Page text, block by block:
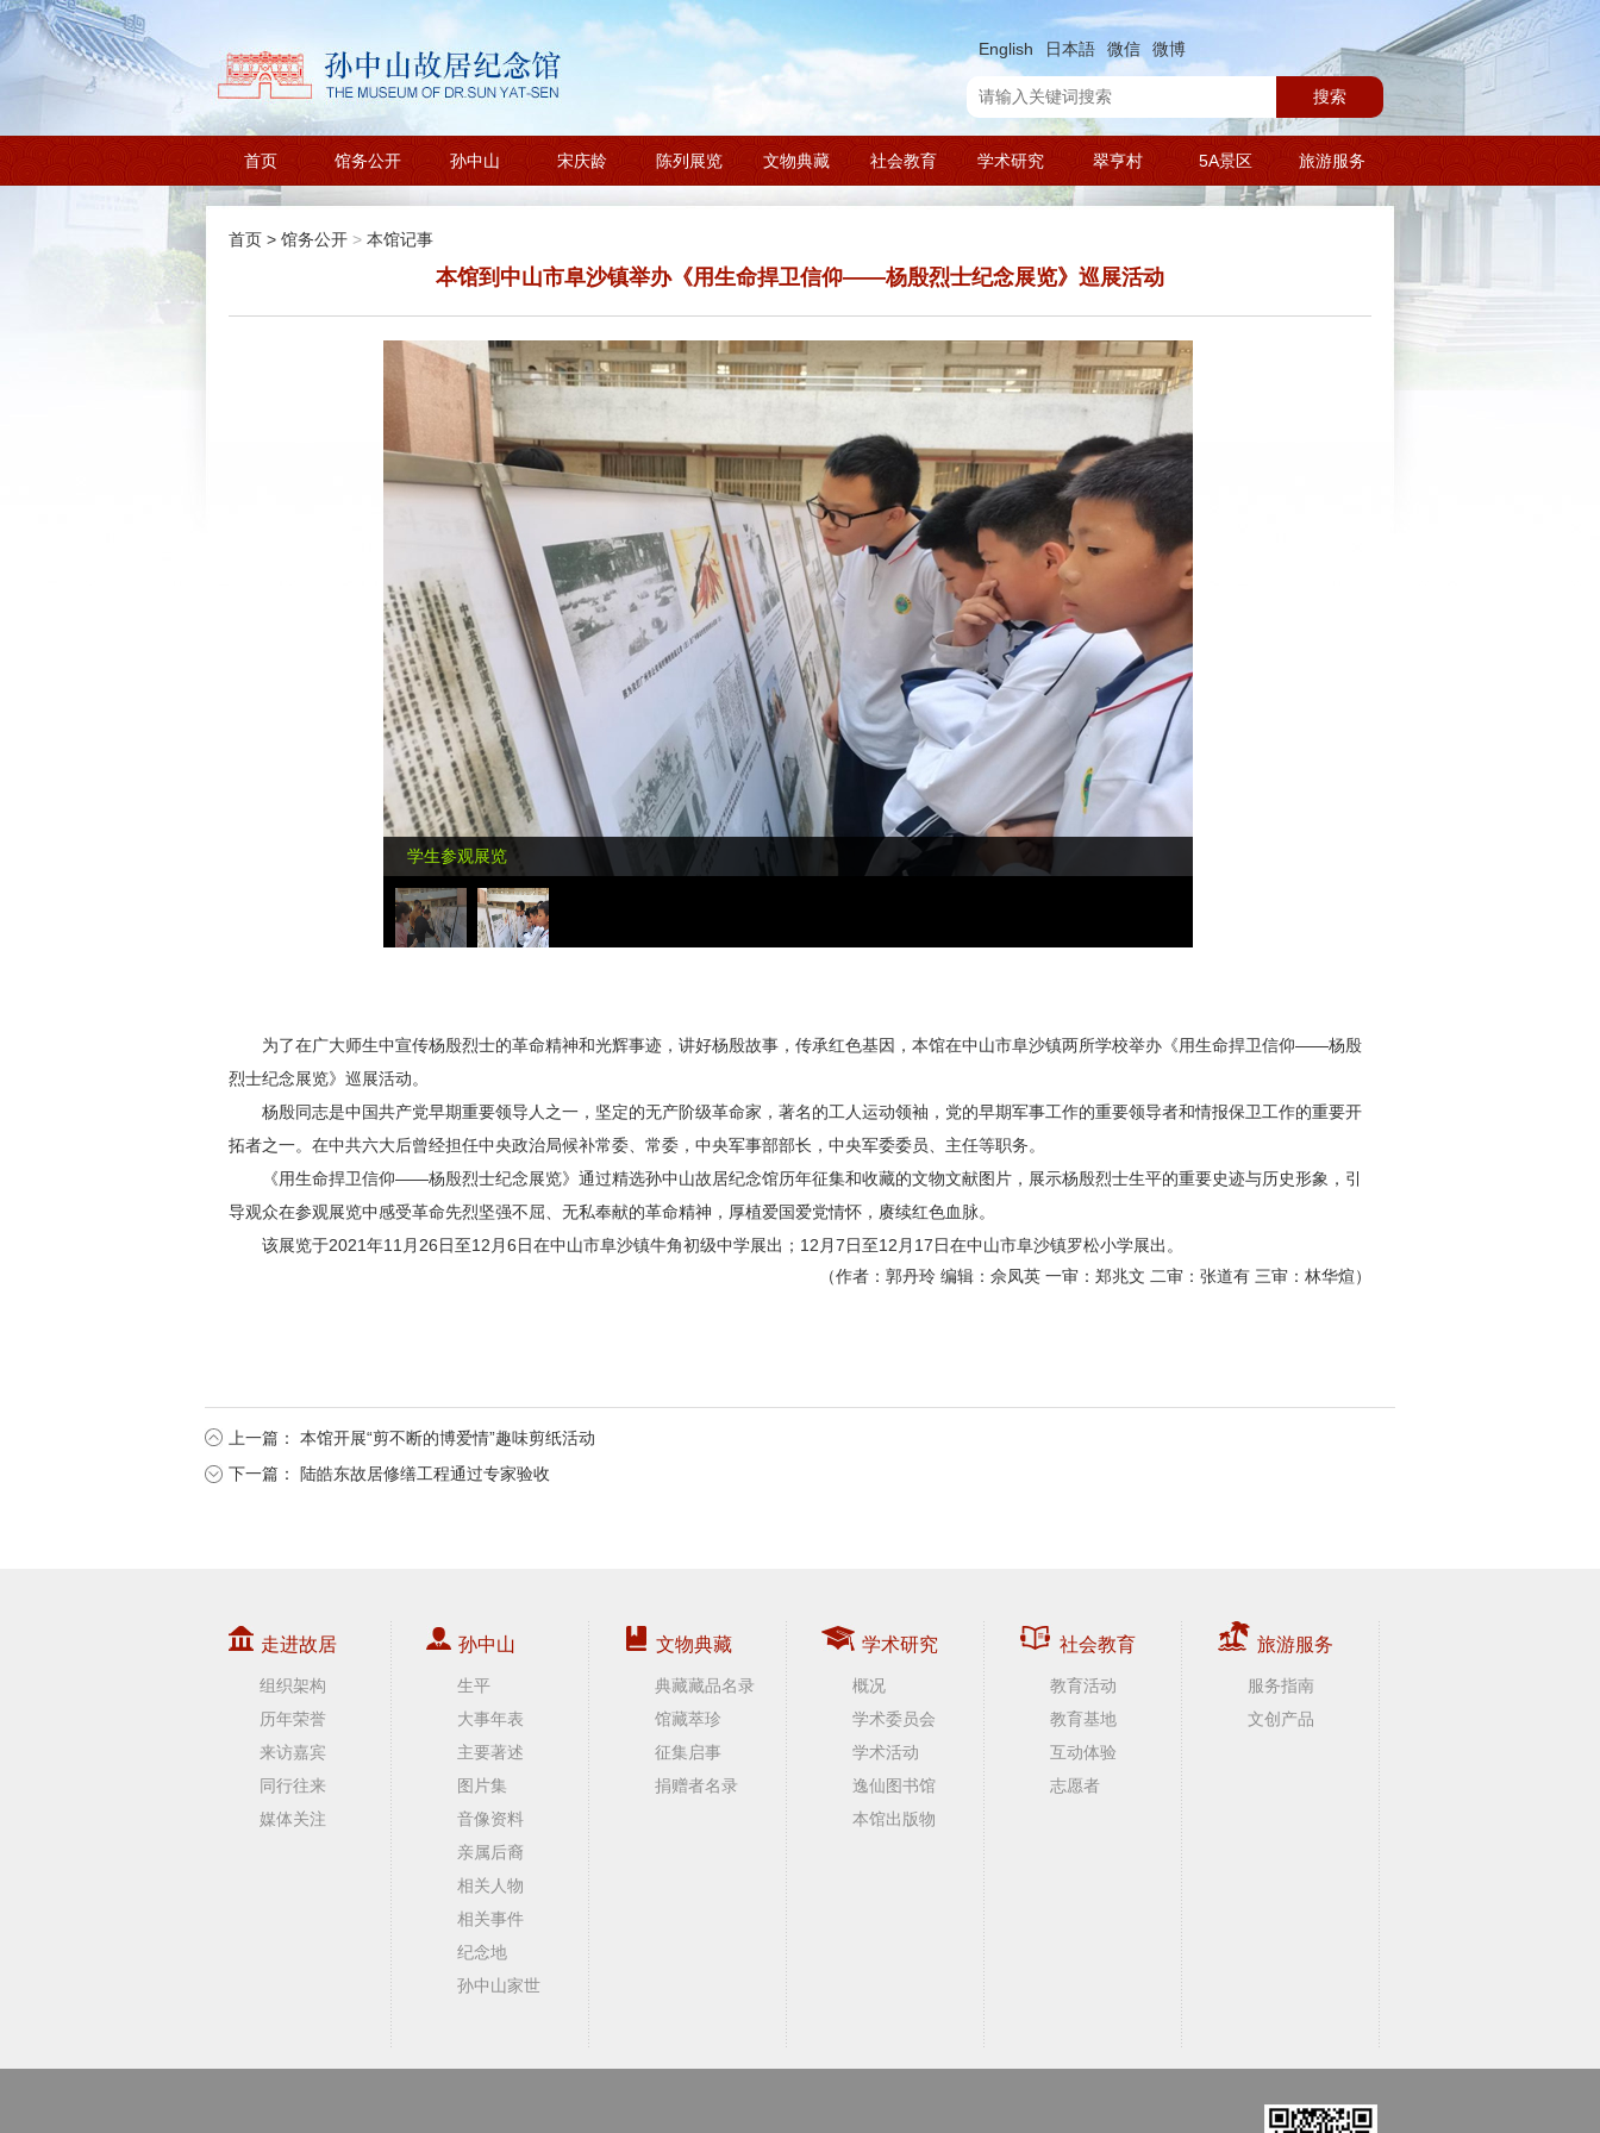
English 日本語 微信 微博
搜索
首页 馆务公开 孙中山 宋庆龄 陈列展览 文物典藏 社会教育 学术研究 翠亨村 5A景区 旅游服务
首页 > 馆务公开 > 本馆记事
本馆到中山市阜沙镇举办《用生命捍卫信仰——杨殷烈士纪念展览》巡展活动
学生参观展览
为了在广大师生中宣传杨殷烈士的革命精神和光辉事迹，讲好杨殷故事，传承红色基因，本馆在中山市阜沙镇两所学校举办《用生命捍卫信仰——杨殷
烈士纪念展览》巡展活动。
杨殷同志是中国共产党早期重要领导人之一，坚定的无产阶级革命家，著名的工人运动领袖，党的早期军事工作的重要领导者和情报保卫工作的重要开
拓者之一。在中共六大后曾经担任中央政治局候补常委、常委，中央军事部部长，中央军委委员、主任等职务。
《用生命捍卫信仰——杨殷烈士纪念展览》通过精选孙中山故居纪念馆历年征集和收藏的文物文献图片，展示杨殷烈士生平的重要史迹与历史形象，引
导观众在参观展览中感受革命先烈坚强不屈、无私奉献的革命精神，厚植爱国爱党情怀，赓续红色血脉。
该展览于2021年11月26日至12月6日在中山市阜沙镇牛角初级中学展出；12月7日至12月17日在中山市阜沙镇罗松小学展出。
（作者：郭丹玲 编辑：佘凤英 一审：郑兆文 二审：张道有 三审：林华煊）
上一篇： 本馆开展“剪不断的博爱情”趣味剪纸活动
下一篇：
陆皓东故居修缮工程通过专家验收
走进故居
组织架构
历年荣誉
来访嘉宾
同行往来
媒体关注
孙中山
生平
大事年表
主要著述
图片集
音像资料
亲属后裔
相关人物
相关事件
纪念地
孙中山家世
文物典藏
典藏藏品名录
馆藏萃珍
征集启事
捐赠者名录
学术研究
概况
学术委员会
学术活动
逸仙图书馆
本馆出版物
社会教育
教育活动
教育基地
互动体验
志愿者
旅游服务
服务指南
文创产品